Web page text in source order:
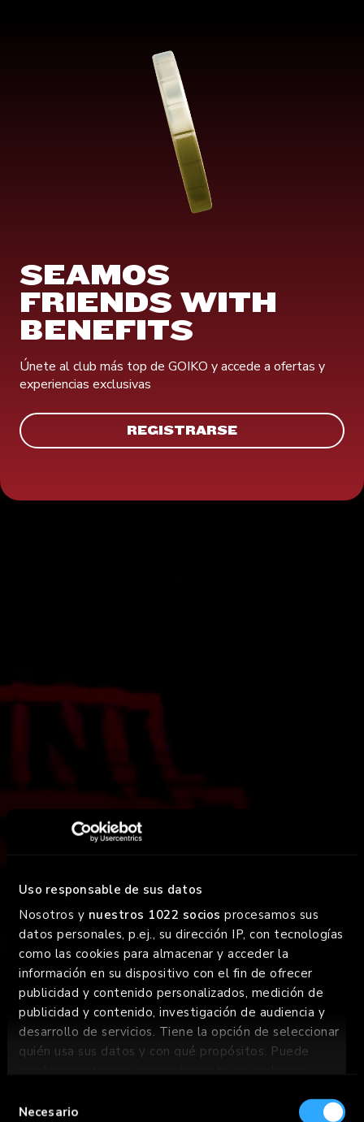
Uso responsable de sus datos
Nosotros y nuestros 1022 socios procesamos sus
datos personales, p.ej., su dirección IP, con tecnologías
como las cookies para almacenar y acceder la
información en su dispositivo con el fin de ofrecer
publicidad y contenido personalizados, medición de
publicidad y contenido, investigación de audiencia y
desarrollo de servicios. Tiene la opción de seleccionar
quién usa sus datos y con qué propósitos. Puede
en el Menú de consentimiento.
deNecesario
SEAMOS
FRIENDS WITH
BENEFITS
Únete al club más top de GOIKO y accede a ofertas y
experiencias exclusivas
REGISTRARSE
REGISTRARSE
FOODTRUCK
¡GOIKO sobre ruedas! Llevamos el chorreo a donde tú
estés. La Bestia y la Mini Bestia están ready para el
party.
SABER MÁS
SABER MÁS